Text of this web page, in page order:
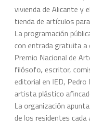
vivienda de Alicante y
tienda de artículos
La programación
con entrada gratuita a
Premio Nacional de
filósofo, escritor,
editorial en IED,
artista plástico
La organización
de los residentes